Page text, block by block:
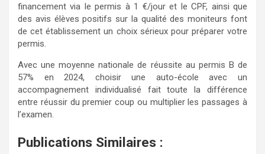
financement via le permis à 1 €/jour et le CPF, ainsi que
des avis élèves positifs sur la qualité des moniteurs font
de cet établissement un choix sérieux pour préparer votre
permis.
Avec une moyenne nationale de réussite au permis B de
57% en 2024, choisir une auto-école avec un
accompagnement individualisé fait toute la différence
entre réussir du premier coup ou multiplier les passages à
l’examen.
Publications Similaires :